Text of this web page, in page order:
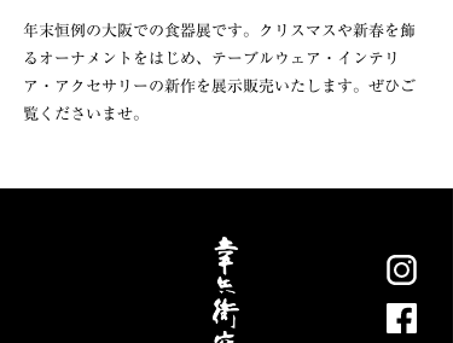
年末恒例の大阪での食器展です。クリスマスや新春を飾
るオーナメントをはじめ、テーブルウェア・インテリ
ア・アクセサリーの新作を展示販売いたします。ぜひご
覧くださいませ。